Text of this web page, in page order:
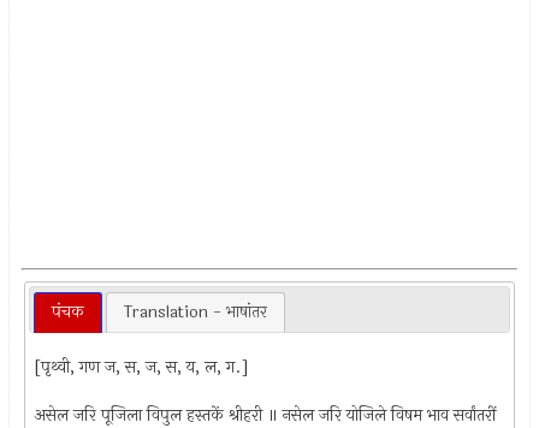
पंचक Translation - भाषांतर
[पृथ्वी, गण ज, स, ज, स, य, ल, ग.]
असेल जरि पूजिला विपुल हस्तकें श्रीहरी ॥ नसेल जरि योजिले विषम भाव सर्वांतरीं